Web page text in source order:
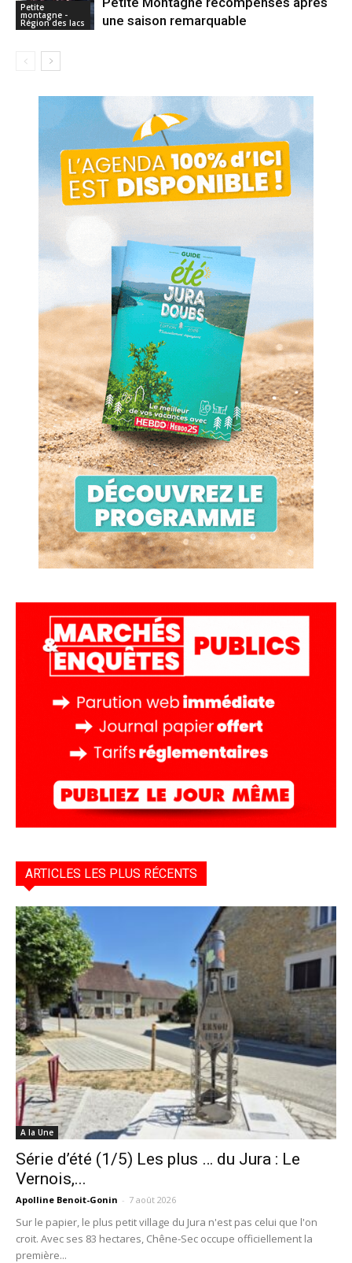
Petite
montagne -
Région des lacs
une saison remarquable
ARTICLES LES PLUS RÉCENTS
A la Une
Série d’été (1/5) Les plus … du Jura : Le
Vernois,...
Apolline Benoit-Gonin - 7 août 2026
Sur le papier, le plus petit village du Jura n'est pas celui que l'on
croit. Avec ses 83 hectares, Chêne-Sec occupe officiellement la
première...